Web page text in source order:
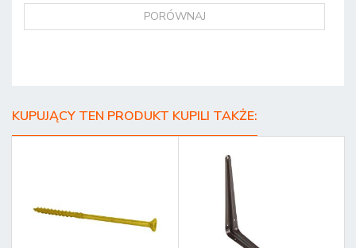
PORÓWNAJ
KUPUJĄCY TEN PRODUKT KUPILI TAKŻE: